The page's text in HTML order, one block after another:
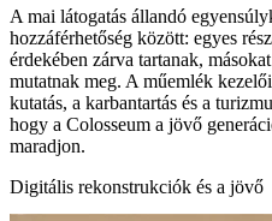
A mai látogatás állandó
hozzáférhetőség között: egyes
érdekében zárva tartanak,
mutatnak meg. A műemlék
kutatás, a karbantartás és a
hogy a Colosseum a jövő
maradjon.
Digitális rekonstrukciók és a jövő